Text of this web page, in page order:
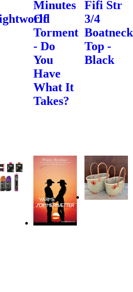
Minutes
Of
Torment
- Do
You
Have
What It
Takes?
Fifi Str
3/4
Boatneck
Top -
Black